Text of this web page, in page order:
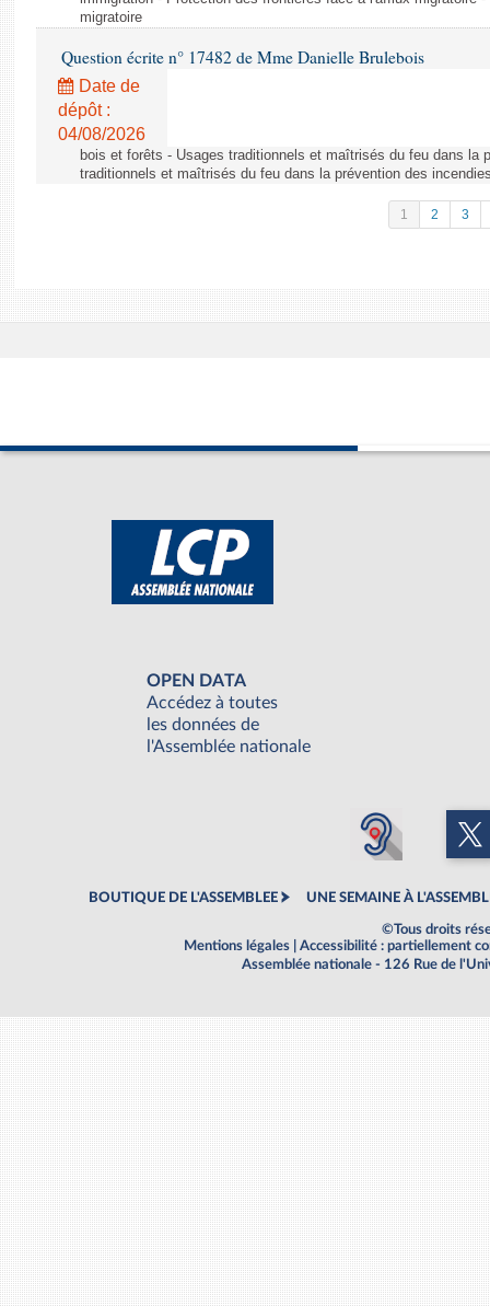
migratoire
Question écrite n° 17482 de Mme Danielle Brulebois
Date de
dépôt :
04/08/2026
bois et forêts - Usages traditionnels et maîtrisés du feu dans la
traditionnels et maîtrisés du feu dans la prévention des
1 2 3
OPEN DATA
Accédez à toutes
les données de
l'Assemblée nationale
BOUTIQUE DE L'ASSEMBLEE UNE SEMAINE À
©Tous droits
Mentions légales
Accessibilité : partiellement
Assemblée nationale - 126 Rue de